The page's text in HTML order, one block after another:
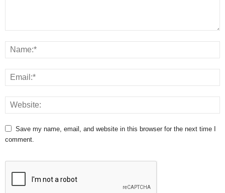
Save my name, email, and website in this browser for the next time I
comment.